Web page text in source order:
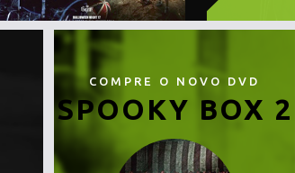
COMPRE O NOVO DVD
SPOOKY BOX 2